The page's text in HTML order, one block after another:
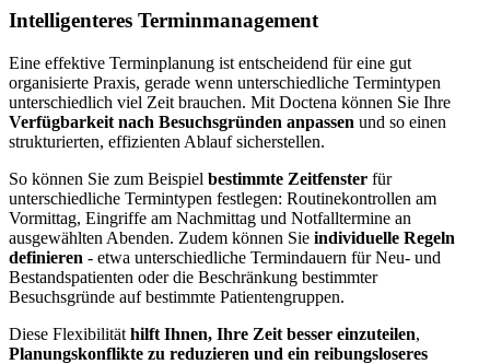
Intelligenteres Terminmanagement
Eine effektive Terminplanung ist entscheidend für eine gut
organisierte Praxis, gerade wenn unterschiedliche Termintypen
unterschiedlich viel Zeit brauchen. Mit Doctena können Sie Ihre
Verfügbarkeit nach Besuchsgründen anpassen und so einen
strukturierten, effizienten Ablauf sicherstellen.
So können Sie zum Beispiel bestimmte Zeitfenster für
unterschiedliche Termintypen festlegen: Routinekontrollen am
Vormittag, Eingriffe am Nachmittag und Notfalltermine an
ausgewählten Abenden. Zudem können Sie individuelle Regeln
definieren - etwa unterschiedliche Termindauern für Neu- und
Bestandspatienten oder die Beschränkung bestimmter
Besuchsgründe auf bestimmte Patientengruppen.
Diese Flexibilität hilft Ihnen, Ihre Zeit besser einzuteilen,
Planungskonflikte zu reduzieren und ein reibungsloseres